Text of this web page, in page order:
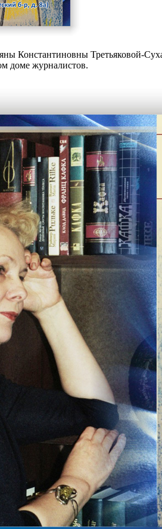
Константиновны Третьяковой-
доме журналистов.